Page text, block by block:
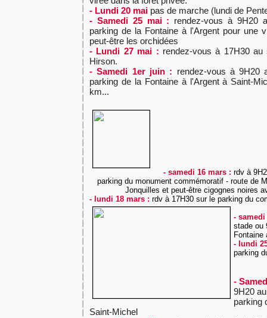
- Lundi 20 mai pas de marche (lundi de
- Samedi 25 mai : rendez-vous à 9H20
parking de la Fontaine à l'Argent pour une
peut-être les orchidées
- Lundi 27 mai : rendez-vous à 17H30
Hirson.
- Samedi 1er juin : rendez-vous à 9H20
parking de la Fontaine à l'Argent à Saint-
km...
- samedi 16 mars :rdv à
parking du monument commémoratif - route de
Jonquilles et peut-être cigognes noires
- lundi 18 mars : rdv à 17H30 sur le parking du
-
stade ou
Fontaine
- lundi
parking
-
9H20
parking
Saint-Michel